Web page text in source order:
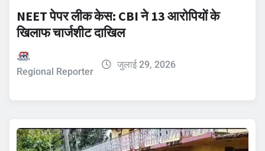
NEET पेपर लीक केस: CBI ने 13 आरोपियों के
खिलाफ चार्जशीट दाखिल
Regional Reporter
जुलाई 29, 2026